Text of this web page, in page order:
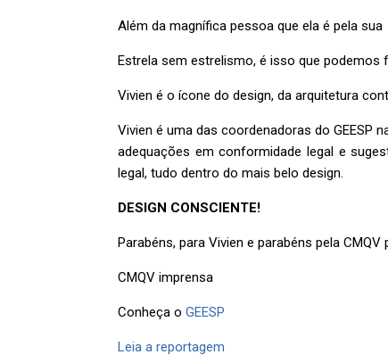
Além da magnífica pessoa que ela é pela
Estrela sem estrelismo, é isso que podemos
Vivien é o ícone do design, da arquitetura
Vivien é uma das coordenadoras do
adequações em conformidade legal e
legal, tudo dentro do mais belo design.
DESIGN CONSCIENTE!
Parabéns, para Vivien e parabéns pela
CMQV imprensa
Conheça o GEESP
Leia a reportagem